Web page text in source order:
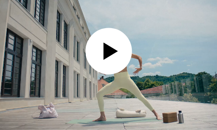
PREDVAJAJ VIDEO